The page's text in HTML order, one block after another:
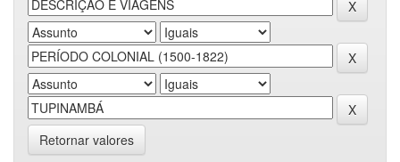
Retornar valores